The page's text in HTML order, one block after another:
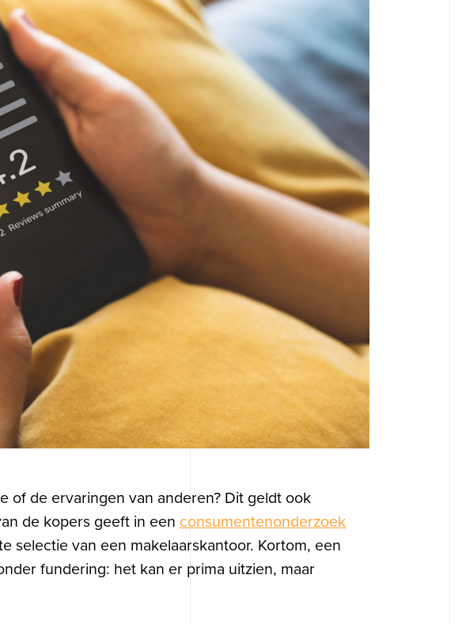
of de ervaringen van anderen? Dit geldt ook
de kopers geeft in een consumentenonderzoek
selectie van een makelaarskantoor. Kortom, een
fundering: het kan er prima uitzien, maar